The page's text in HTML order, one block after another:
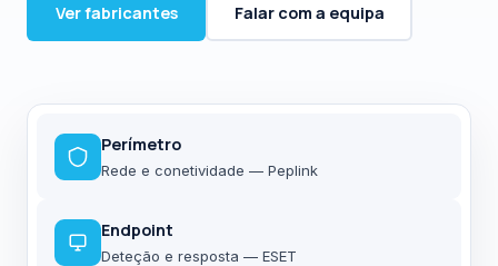
Ver fabricantes Falar com a equipa
Perímetro
Rede e conetividade — Peplink
Endpoint
Deteção e resposta — ESET